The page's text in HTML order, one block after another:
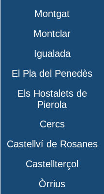
Montgat
Montclar
Igualada
El Pla del Penedès
Els Hostalets de
Pierola
Cercs
Castellví de Rosanes
Castellterçol
Òrrius